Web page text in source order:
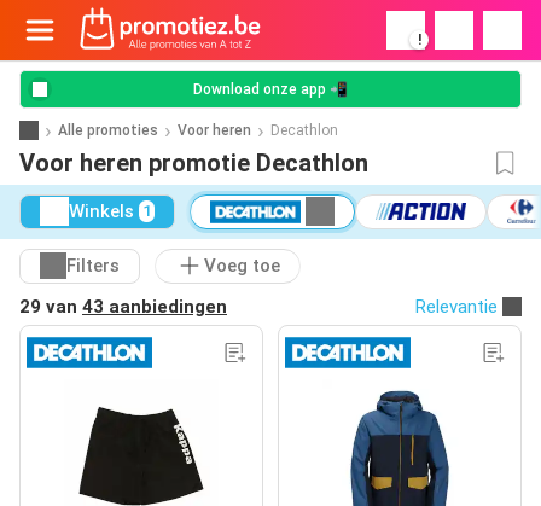
!
Download onze app 📲
Alle promoties Voor heren Decathlon
Voor heren promotie Decathlon
Winkels 1
Filters
Voeg toe
29 van 43 aanbiedingen Relevantie